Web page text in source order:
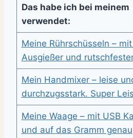
Das habe ich bei meinem
verwendet:
Meine Rührschüsseln –
Ausgießer und
Mein Handmixer – leise
durchzugsstark. Super
Meine Waage – mit USB
und auf das Gramm genau